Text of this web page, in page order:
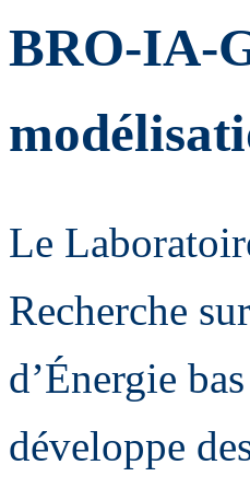
BRO-IA-
Le
Recherche
d’Énergie
développe